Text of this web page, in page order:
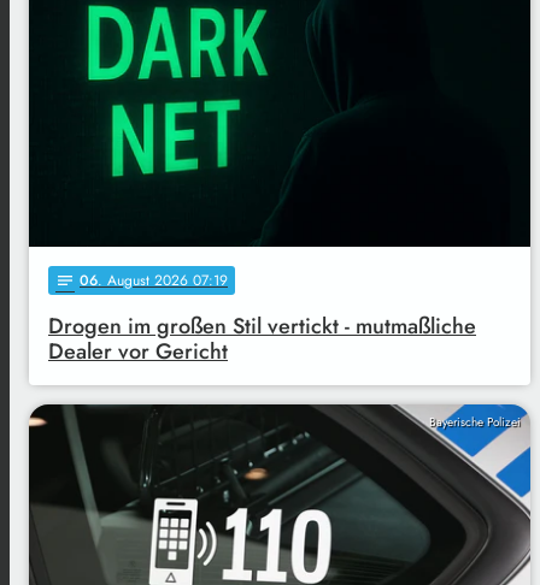
notes 06. August 2026 07:19
Drogen im großen Stil vertickt - mutmaßliche
Dealer vor Gericht
Bayerische Polizei